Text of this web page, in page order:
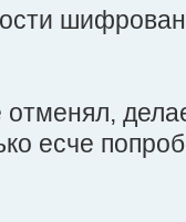
есче